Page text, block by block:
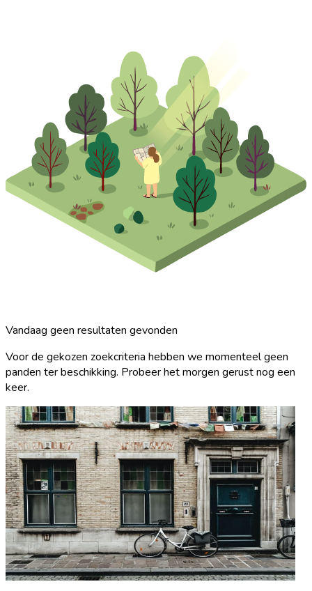
Vandaag geen resultaten gevonden
Voor de gekozen zoekcriteria hebben we momenteel geen
panden ter beschikking. Probeer het morgen gerust nog een
keer.